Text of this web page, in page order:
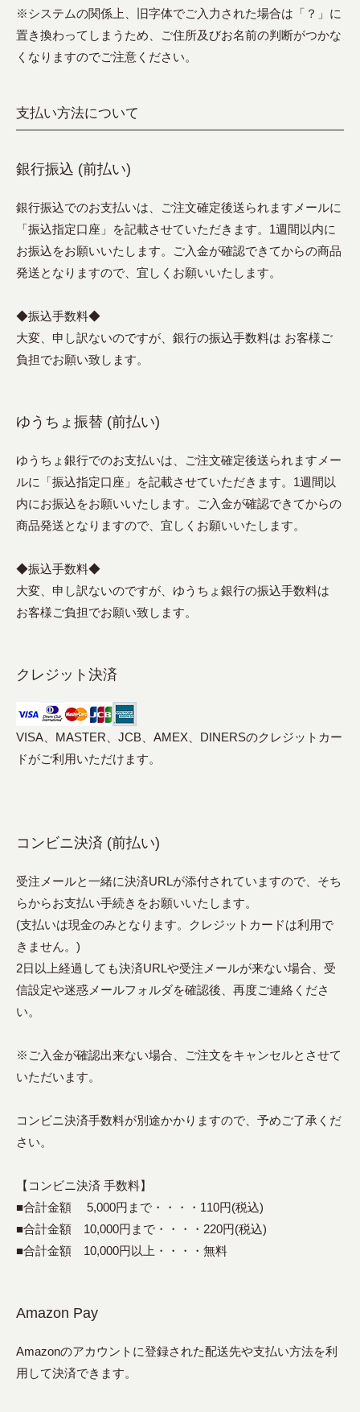
※システムの関係上、旧字体でご入力された場合は「？」に
置き換わってしまうため、ご住所及びお名前の判断がつかな
くなりますのでご注意ください。
支払い方法について
銀行振込 (前払い)
銀行振込でのお支払いは、ご注文確定後送られますメールに
「振込指定口座」を記載させていただきます。1週間以内に
お振込をお願いいたします。ご入金が確認できてからの商品
発送となりますので、宜しくお願いいたします。
◆振込手数料◆
大変、申し訳ないのですが、銀行の振込手数料は お客様ご
負担でお願い致します。
ゆうちょ振替 (前払い)
ゆうちょ銀行でのお支払いは、ご注文確定後送られますメー
ルに「振込指定口座」を記載させていただきます。1週間以
内にお振込をお願いいたします。ご入金が確認できてからの
商品発送となりますので、宜しくお願いいたします。
◆振込手数料◆
大変、申し訳ないのですが、ゆうちょ銀行の振込手数料は
お客様ご負担でお願い致します。
クレジット決済
VISA、MASTER、JCB、AMEX、DINERSのクレジットカー
ドがご利用いただけます。
コンビニ決済 (前払い)
受注メールと一緒に決済URLが添付されていますので、そち
らからお支払い手続きをお願いいたします。
(支払いは現金のみとなります。クレジットカードは利用で
きません。)
2日以上経過しても決済URLや受注メールが来ない場合、受
信設定や迷惑メールフォルダを確認後、再度ご連絡くださ
い。
※ご入金が確認出来ない場合、ご注文をキャンセルとさせて
いただいます。
コンビニ決済手数料が別途かかりますので、予めご了承くだ
さい。
【コンビニ決済 手数料】
■合計金額 5,000円まで・・・・110円(税込)
■合計金額 10,000円まで・・・・220円(税込)
■合計金額 10,000円以上・・・・無料
Amazon Pay
Amazonのアカウントに登録された配送先や支払い方法を利
用して決済できます。